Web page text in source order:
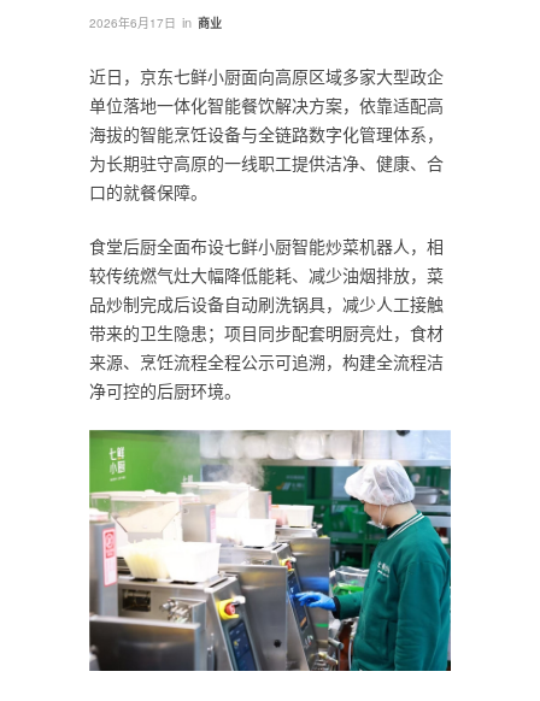
2026年6月17日 in 商业
近日，京东七鲜小厨面向高原区域多家大型政企
单位落地一体化智能餐饮解决方案，依靠适配高
海拔的智能烹饪设备与全链路数字化管理体系，
为长期驻守高原的一线职工提供洁净、健康、合
口的就餐保障。
食堂后厨全面布设七鲜小厨智能炒菜机器人，相
较传统燃气灶大幅降低能耗、减少油烟排放，菜
品炒制完成后设备自动刷洗锅具，减少人工接触
带来的卫生隐患；项目同步配套明厨亮灶，食材
来源、烹饪流程全程公示可追溯，构建全流程洁
净可控的后厨环境。